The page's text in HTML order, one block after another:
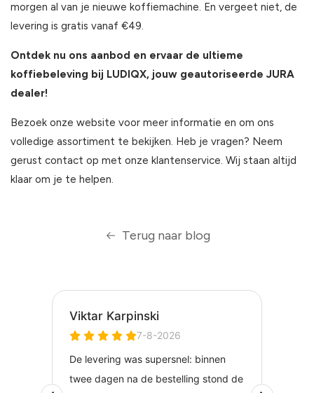
morgen al van je nieuwe koffiemachine. En vergeet niet, de
levering is gratis vanaf €49.
Ontdek nu ons aanbod en ervaar de ultieme
koffiebeleving bij LUDIQX, jouw geautoriseerde JURA
dealer!
Bezoek onze website voor meer informatie en om ons
volledige assortiment te bekijken. Heb je vragen? Neem
gerust contact op met onze klantenservice. Wij staan altijd
klaar om je te helpen.
Terug naar blog